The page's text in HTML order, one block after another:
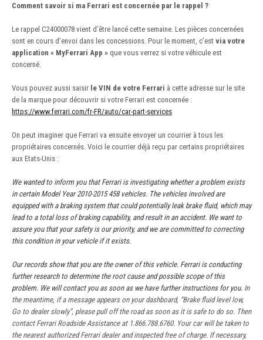
Comment savoir si ma Ferrari est concernée par le rappel ?
Le rappel C24000078 vient d’être lancé cette semaine. Les pièces concernées
sont en cours d’envoi dans les concessions. Pour le moment, c’est via votre
application « MyFerrari App » que vous verrez si votre véhicule est
concerné.
Vous pouvez aussi saisir le VIN de votre Ferrari à cette adresse sur le site
de la marque pour découvrir si votre Ferrari est concernée :
https://www.ferrari.com/fr-FR/auto/car-part-services
On peut imaginer que Ferrari va ensuite envoyer un courrier à tous les
propriétaires concernés. Voici le courrier déjà reçu par certains propriétaires
aux Etats-Unis :
We wanted to inform you that Ferrari is investigating whether a problem exists
in certain Model Year 2010-2015 458 vehicles. The vehicles involved are
equipped with a braking system that could potentially leak brake fluid, which may
lead to a total loss of braking capability, and result in an accident. We want to
assure you that your safety is our priority, and we are committed to correcting
this condition in your vehicle if it exists.
Our records show that you are the owner of this vehicle. Ferrari is conducting
further research to determine the root cause and possible scope of this
problem. We will contact you as soon as we have further instructions for you. In
the meantime, if a message appears on your dashboard, “Brake fluid level low,
Go to dealer slowly”, please pull off the road as soon as it is safe to do so. Then
contact Ferrari Roadside Assistance at 1.866.788.6760. Your car will be taken to
the nearest authorized Ferrari dealer and inspected free of charge. If necessary,